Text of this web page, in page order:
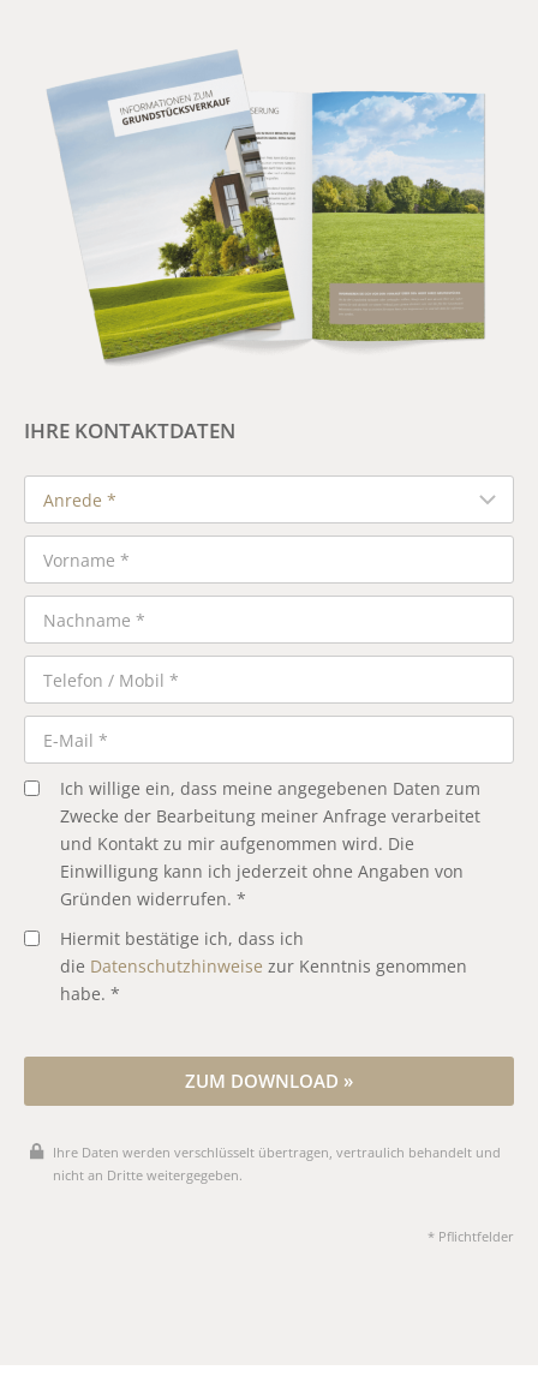
IHRE KONTAKTDATEN
Ich willige ein, dass meine angegebenen Daten zum
Zwecke der Bearbeitung meiner Anfrage verarbeitet
und Kontakt zu mir aufgenommen wird. Die
Einwilligung kann ich jederzeit ohne Angaben von
Gründen widerrufen. *
Hiermit bestätige ich, dass ich
die Datenschutzhinweise zur Kenntnis genommen
habe. *
ZUM DOWNLOAD »
Ihre Daten werden verschlüsselt übertragen, vertraulich behandelt und
nicht an Dritte weitergegeben.
* Pflichtfelder